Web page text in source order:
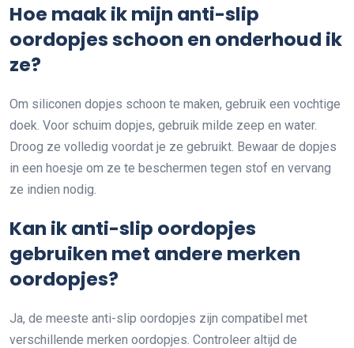
Hoe maak ik mijn anti-slip
oordopjes schoon en onderhoud ik
ze?
Om siliconen dopjes schoon te maken, gebruik een vochtige
doek. Voor schuim dopjes, gebruik milde zeep en water.
Droog ze volledig voordat je ze gebruikt. Bewaar de dopjes
in een hoesje om ze te beschermen tegen stof en vervang
ze indien nodig.
Kan ik anti-slip oordopjes
gebruiken met andere merken
oordopjes?
Ja, de meeste anti-slip oordopjes zijn compatibel met
verschillende merken oordopjes. Controleer altijd de